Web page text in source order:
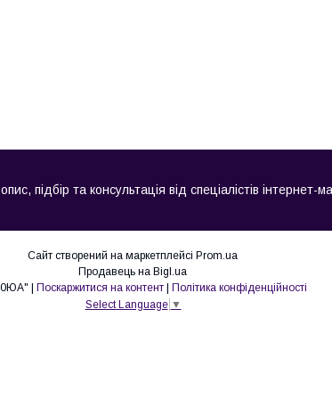
підбір та консультація від спеціалістів інтернет-
Сайт створений на маркетплейсі Prom.ua
Продавець на Bigl.ua
ТОВ "220ЮА" | Поскаржитися на контент | Політика конфіденційності
Select Language ▼